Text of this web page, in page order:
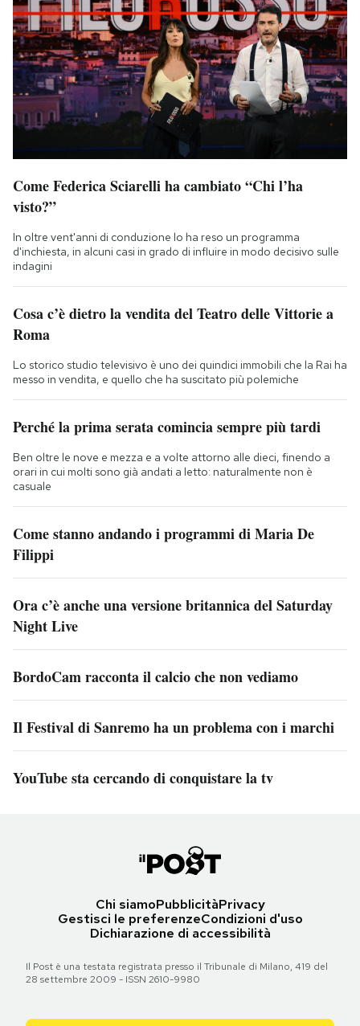
Come Federica Sciarelli ha cambiato “Chi l’ha
visto?”
In oltre vent'anni di conduzione lo ha reso un programma
d'inchiesta, in alcuni casi in grado di influire in modo decisivo sulle
indagini
Cosa c’è dietro la vendita del Teatro delle Vittorie a
Roma
Lo storico studio televisivo è uno dei quindici immobili che la Rai ha
messo in vendita, e quello che ha suscitato più polemiche
Perché la prima serata comincia sempre più tardi
Ben oltre le nove e mezza e a volte attorno alle dieci, finendo a
orari in cui molti sono già andati a letto: naturalmente non è
casuale
Come stanno andando i programmi di Maria De
Filippi
Ora c’è anche una versione britannica del Saturday
Night Live
BordoCam racconta il calcio che non vediamo
Il Festival di Sanremo ha un problema con i marchi
YouTube sta cercando di conquistare la tv
Chi siamoPubblicitàPrivacy
Gestisci le preferenzeCondizioni d'uso
Dichiarazione di accessibilità
Il Post è una testata registrata presso il Tribunale di Milano, 419 del
28 settembre 2009 - ISSN 2610-9980